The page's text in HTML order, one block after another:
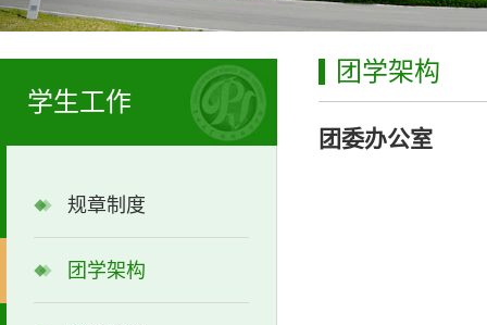
学生工作
规章制度
团学架构
团学架构
团委办公室